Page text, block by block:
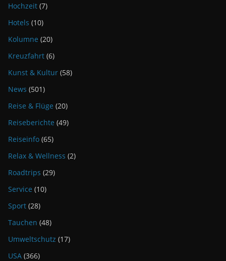
Hochzeit (7)
Hotels (10)
Kolumne (20)
Kreuzfahrt (6)
Kunst & Kultur (58)
News (501)
Reise & Flüge (20)
Reiseberichte (49)
Reiseinfo (65)
Relax & Wellness (2)
Roadtrips (29)
Service (10)
Sport (28)
Tauchen (48)
Umweltschutz (17)
USA (366)